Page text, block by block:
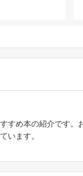
すめ本の紹介です
います。